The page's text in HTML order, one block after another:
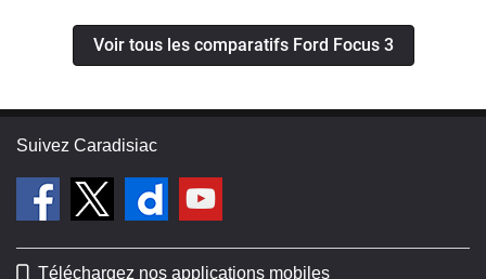
Voir tous les comparatifs Ford Focus 3
Suivez Caradisiac
Téléchargez nos applications mobiles